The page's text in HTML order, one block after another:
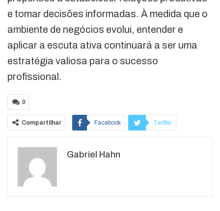
e tomar decisões informadas. À medida que o
ambiente de negócios evolui, entender e
aplicar a escuta ativa continuará a ser uma
estratégia valiosa para o sucesso
profissional.
0
Compartilhar Facebook Twitter
WhatsApp
Gabriel Hahn